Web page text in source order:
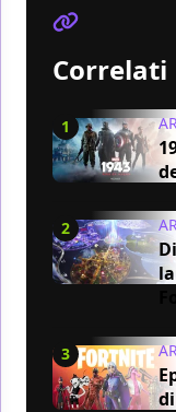
Correlati
1
2
3